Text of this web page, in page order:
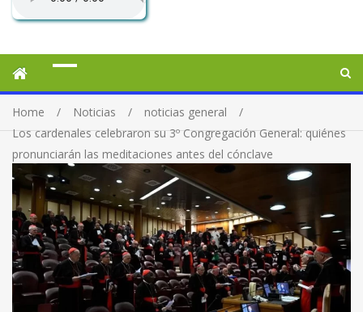
Home Noticias
noticias general
Los cardenales celebraron su 3º Congregación General: quiénes
pronunciarán las meditaciones antes del cónclave